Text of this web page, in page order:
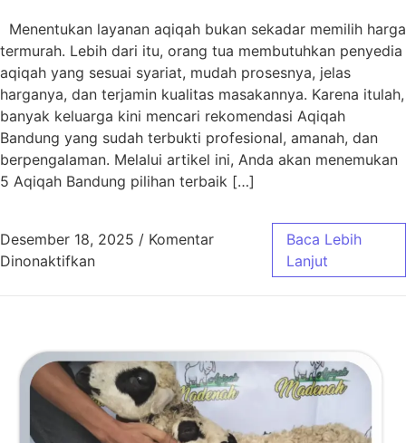
Menentukan layanan aqiqah bukan sekadar memilih harga
termurah. Lebih dari itu, orang tua membutuhkan penyedia
aqiqah yang sesuai syariat, mudah prosesnya, jelas
harganya, dan terjamin kualitas masakannya. Karena itulah,
banyak keluarga kini mencari rekomendasi Aqiqah
Bandung yang sudah terbukti profesional, amanah, dan
berpengalaman. Melalui artikel ini, Anda akan menemukan
5 Aqiqah Bandung pilihan terbaik […]
Desember 18, 2025 / Komentar
Dinonaktifkanpada 5 Aqiqah Bandung Pilihan Terbaik
Baca Lebih
Lanjut